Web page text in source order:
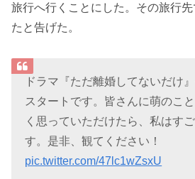
旅行へ行くことにした。その旅行
たと告げた。
ドラマ『ただ離婚してないだけ
スタートです。皆さんに萌のこ
く思っていただけたら、私はす
す。是非、観てください！
pic.twitter.com/47lc1wZsxU